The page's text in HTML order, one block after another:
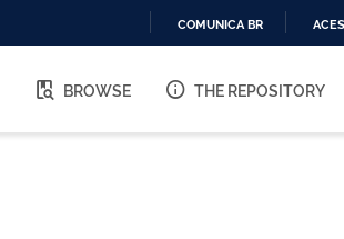
O
COMUNICA BR
BROWSE THE REPOSITORY